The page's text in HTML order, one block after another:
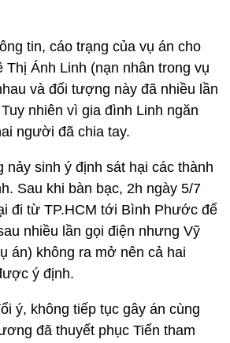
tin, cáo trạng của vụ án cho
Ánh Linh (nạn nhân trong vụ
và đối tượng này đã nhiều lần
nhiên vì gia đình Linh ngăn
người đã chia tay.
sinh ý định sát hại các thành
Sau khi bàn bạc, 2h ngày 5/7
đi từ TP.HCM tới Bình Phước để
nhiều lần gọi điện nhưng Vỹ
án) không ra mở nên cả hai
ý định.
ý, không tiếp tục gây án cùng
đã thuyết phục Tiến tham